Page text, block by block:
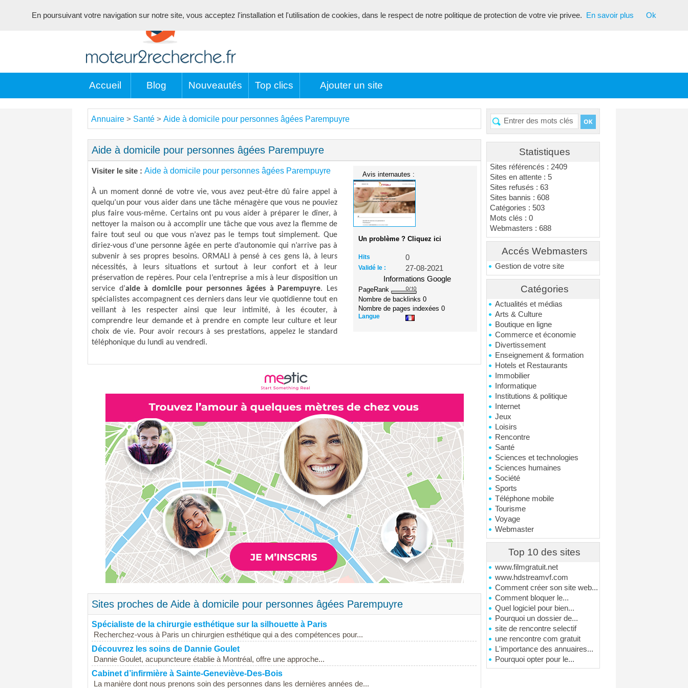
Accueil Blog Nouveautés Top clics Ajouter un site
Statistiques
Sites référencés : 2409
Sites en attente : 5
Sites refusés : 63
Sites bannis : 608
Catégories : 503
Mots clés : 0
Webmasters : 688
Accés Webmasters
Gestion de votre site
Catégories
Actualités et médias
Arts & Culture
Boutique en ligne
Commerce et économie
Divertissement
Enseignement & formation
Hotels et Restaurants
Immobilier
Informatique
Institutions & politique
Internet
Jeux
Loisirs
Rencontre
Santé
Sciences et technologies
Sciences humaines
Société
Sports
Téléphone mobile
Tourisme
Voyage
Webmaster
Top 10 des sites
www.filmgratuit.net
www.hdstreamvf.com
Comment créer son site web...
Comment bloquer le...
Quel logiciel pour bien...
Pourquoi un dossier de...
site de rencontre selectif
une rencontre com gratuit
L'importance des annuaires...
Pourquoi opter pour le...
Annuaire > Santé > Aide à domicile pour personnes âgées Parempuyre
Aide à domicile pour personnes âgées Parempuyre
Visiter le site : Aide à domicile pour personnes âgées Parempuyre
À un moment donné de votre vie, vous avez peut-être dû faire appel à
quelqu’un pour vous aider dans une tâche ménagère que vous ne pouviez
plus faire vous-même. Certains ont pu vous aider à préparer le dîner, à
nettoyer la maison ou à accomplir une tâche que vous avez la flemme de
faire tout seul ou que vous n’avez pas le temps tout simplement. Que
diriez-vous d’une personne âgée en perte d’autonomie qui n’arrive pas à
subvenir à ses propres besoins. ORMALI à pensé à ces gens là, à leurs
nécessités, à leurs situations et surtout à leur confort et à leur
préservation de repères. Pour cela l’entreprise a mis à leur disposition un
service d’aide à domicile pour personnes âgées à Parempuyre. Les
spécialistes accompagnent ces derniers dans leur vie quotidienne tout en
veillant à les respecter ainsi que leur intimité, à les écouter, à
comprendre leur demande et à prendre en compte leur culture et leur
choix de vie. Pour avoir recours à ses prestations, appelez le standard
téléphonique du lundi au vendredi.
Avis internautes :
Un problème ? Cliquez ici
Hits 0
Validé le :
27-08-2021
Informations Google
PageRank
Nombre de backlinks0
Nombre de pages indexées0
Langue
Sites proches de Aide à domicile pour personnes âgées Parempuyre
Spécialiste de la chirurgie esthétique sur la silhouette à Paris
Recherchez-vous à Paris un chirurgien esthétique qui a des compétences pour...
Découvrez les soins de Dannie Goulet
Dannie Goulet, acupuncteure établie à Montréal, offre une approche...
Cabinet d’infirmière à Sainte-Geneviève-Des-Bois
La manière dont nous prenons soin des personnes dans les dernières années de...
En poursuivant votre navigation sur notre site, vous acceptez l'installation et l'utilisation de cookies, dans le respect de notre politique de protection de votre vie privee. En savoir plus Ok